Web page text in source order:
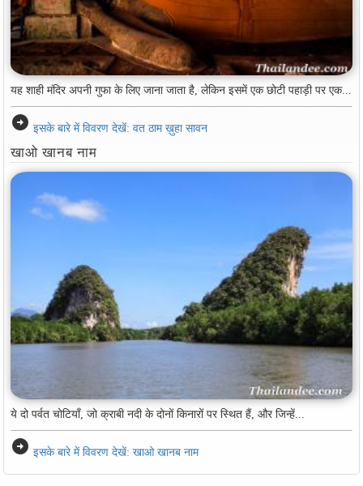
यह शाही मंदिर अपनी गुफा के लिए जाना जाता है, लेकिन इसमें एक छोटी पहाड़ी पर एक...
arrow_circle_right इसके बारे में विवरण देखें: वत ठाम ख़ुहा सावन
खाओ खानब नाम
ये दो पर्वत चोटियाँ, जो क्राबी नदी के दोनों किनारों पर स्थित हैं, और जिन्हें...
arrow_circle_right इसके बारे में विवरण देखें: खाओ खानब नाम